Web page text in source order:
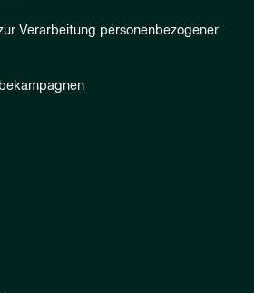
Verarbeitung personenbezogener